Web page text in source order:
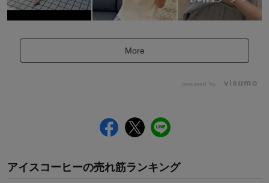
More
powered by
アイスコーヒーの売れ筋ランキング